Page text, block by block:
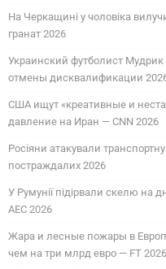
На Черкащині у чоловіка
гранат 2026
Украинский футболист
отмены дисквалификации
США ищут «креативные и
давление на Иран — CNN 2026
Росіяни атакували
постраждалих 2026
У Румунії підірвали скелю на
АЕС 2026
Жара и лесные пожары в
чем на три млрд евро — FT 2026